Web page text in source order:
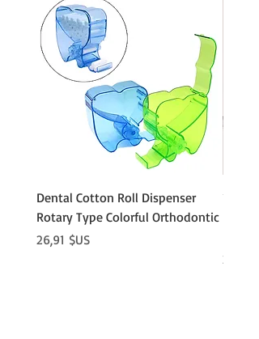
Dental Cotton Roll Dispenser
Rotary Type Colorful Orthodontic
Prix
26,91 $US
Prix
21,86